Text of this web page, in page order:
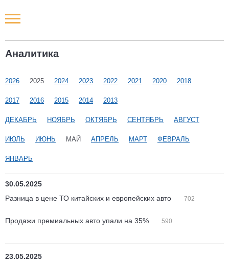
Аналитика
2026 2025 2024 2023 2022 2021 2020 2018
2017 2016 2015 2014 2013
ДЕКАБРЬ НОЯБРЬ ОКТЯБРЬ СЕНТЯБРЬ АВГУСТ
ИЮЛЬ ИЮНЬ МАЙ АПРЕЛЬ МАРТ ФЕВРАЛЬ
ЯНВАРЬ
30.05.2025
Разница в цене ТО китайских и европейских авто
702
Продажи премиальных авто упали на 35% 590
23.05.2025
Новости РФ
Наши мероприятия
Статьи